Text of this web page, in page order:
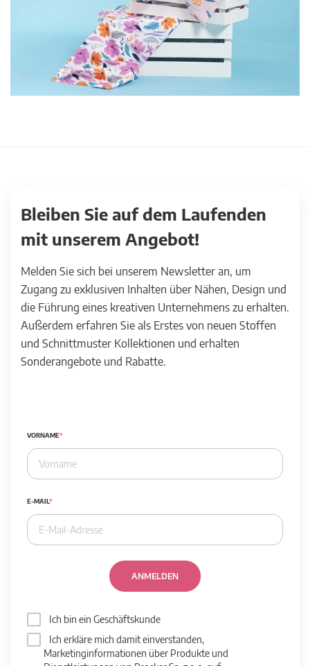
Bleiben Sie auf dem Laufenden
mit unserem Angebot!
Melden Sie sich bei unserem Newsletter an, um
Zugang zu exklusiven Inhalten über Nähen, Design und
die Führung eines kreativen Unternehmens zu erhalten.
Außerdem erfahren Sie als Erstes von neuen Stoffen
und Schnittmuster Kollektionen und erhalten
Sonderangebote und Rabatte.
VORNAME
E-MAIL
ANMELDEN
Ich bin ein Geschäftskunde
Ich erkläre mich damit einverstanden,
Marketinginformationen über Produkte und